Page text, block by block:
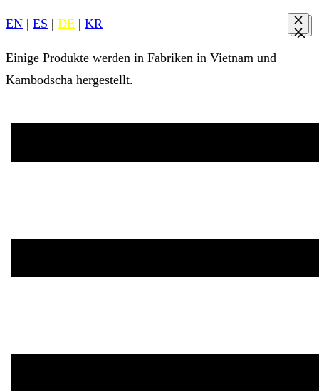
EN | ES | DE | KR
Einige Produkte werden in Fabriken in Vietnam und
Kambodscha hergestellt.